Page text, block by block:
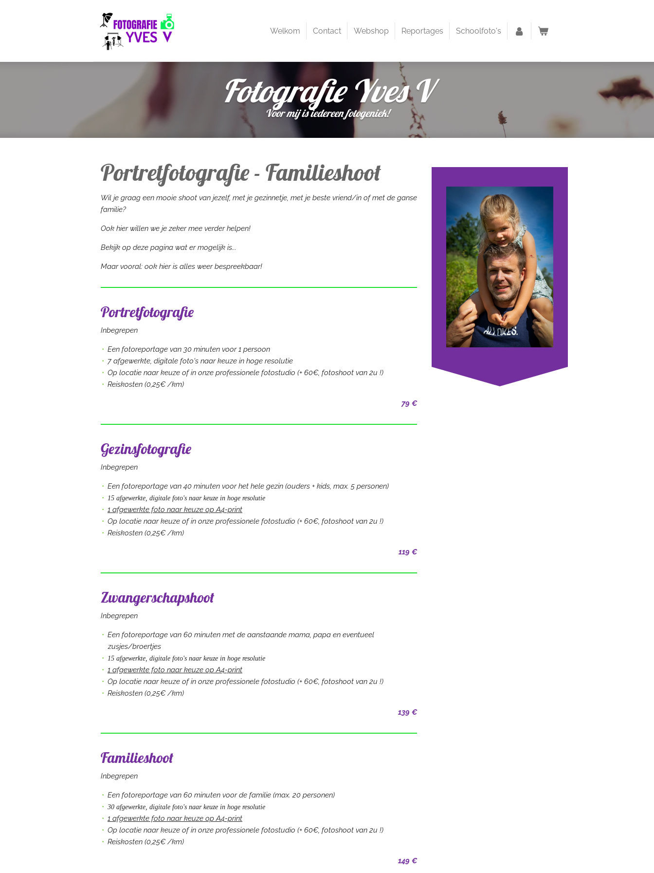
Welkom Contact Webshop Reportages Schoolfoto's
Fotografie Yves V
Voor mij is iedereen fotogeniek!
Portretfotografie - Familieshoot
Wil je graag een mooie shoot van jezelf, met je gezinnetje, met je beste vriend/in of met de ganse
familie?
Ook hier willen we je zeker mee verder helpen!
Bekijk op deze pagina wat er mogelijk is...
Maar vooral: ook hier is alles weer bespreekbaar!
Portretfotografie
Inbegrepen
Een fotoreportage van 30 minuten voor 1 persoon
7 afgewerkte, digitale foto's naar keuze in hoge resolutie
Op locatie naar keuze of in onze professionele fotostudio (+ 60€, fotoshoot van 2u !)
Reiskosten (0,25€ /km)
79 €
Gezinsfotografie
Inbegrepen
Een fotoreportage van 40 minuten voor het hele gezin (ouders + kids, max. 5 personen)
15 afgewerkte, digitale foto's naar keuze in hoge resolutie
1 afgewerkte foto naar keuze op A4-print
Op locatie naar keuze of in onze professionele fotostudio (+ 60€, fotoshoot van 2u !)
Reiskosten (0,25€ /km)
119 €
Zwangerschapshoot
Inbegrepen
Een fotoreportage van 60 minuten met de aanstaande mama, papa en eventueel
zusjes/broertjes
15 afgewerkte, digitale foto's naar keuze in hoge resolutie
1 afgewerkte foto naar keuze op A4-print
Op locatie naar keuze of in onze professionele fotostudio (+ 60€, fotoshoot van 2u !)
Reiskosten (0,25€ /km)
139 €
Familieshoot
Inbegrepen
Een fotoreportage van 60 minuten voor de familie (max. 20 personen)
30 afgewerkte, digitale foto's naar keuze in hoge resolutie
1 afgewerkte foto naar keuze op A4-print
Op locatie naar keuze of in onze professionele fotostudio (+ 60€, fotoshoot van 2u !)
Reiskosten (0,25€ /km)
149 €